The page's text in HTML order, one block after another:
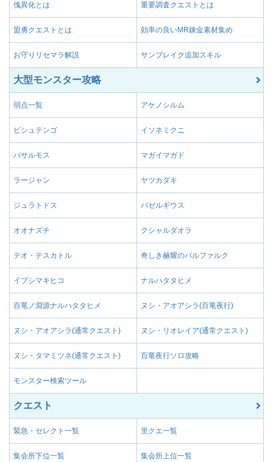
傀異化とは 重要調査クエストとは
盟勇クエストとは 効率の良いMR錬金素材集め
お守りリセマラ解説 サンブレイク追加スキル
大型モンスター攻略
弱点一覧 アケノシルム
ビシュテンゴ イソネミクニ
バサルモス マガイマガド
ラージャン ヤツカダキ
ジュラトドス バゼルギウス
オオナズチ クシャルダオラ
テオ・テスカトル 奇しき赫耀のバルファルク
イブシマキヒコ ナルハタタヒメ
百竜ノ淵源ナルハタタヒメ ヌシ・アオアシラ(百竜夜行)
ヌシ・アオアシラ(通常クエスト) ヌシ・リオレイア(通常クエスト)
ヌシ・タマミツネ(通常クエスト) 百竜夜行ソロ攻略
モンスター検索ツール
クエスト
緊急・セレクト一覧 里クエ一覧
集会所下位一覧 集会所上位一覧